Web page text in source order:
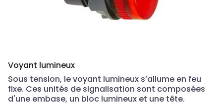
Voyant lumineux
Sous tension, le voyant lumineux s’allume en feu
fixe. Ces unités de signalisation sont composées
d'une embase, un bloc lumineux et une tête.